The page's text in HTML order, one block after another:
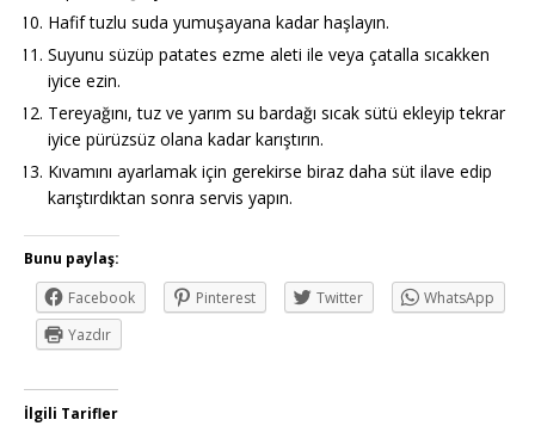
Hafif tuzlu suda yumuşayana kadar haşlayın.
Suyunu süzüp patates ezme aleti ile veya çatalla sıcakken
iyice ezin.
Tereyağını, tuz ve yarım su bardağı sıcak sütü ekleyip tekrar
iyice pürüzsüz olana kadar karıştırın.
Kıvamını ayarlamak için gerekirse biraz daha süt ilave edip
karıştırdıktan sonra servis yapın.
Bunu paylaş:
Facebook
Pinterest Twitter
WhatsApp
Yazdır
İlgili Tarifler